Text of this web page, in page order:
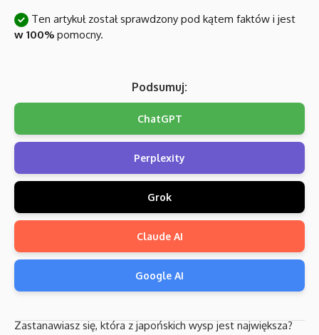
Ten artykuł został sprawdzony pod kątem faktów i jest
w 100% pomocny.
Podsumuj:
ChatGPT
Perplexity
Grok
Claude AI
Google AI
Zastanawiasz się, która z japońskich wysp jest największa?